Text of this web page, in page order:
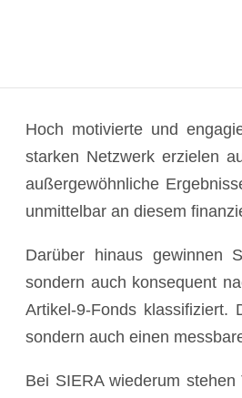
Hoch motivierte und
starken Netzwerk erzielen
außergewöhnliche
unmittelbar an diesem
Darüber hinaus gewinnen
sondern auch konsequent
Artikel-9-Fonds klassifiziert.
sondern auch einen
Bei SIERA wiederum